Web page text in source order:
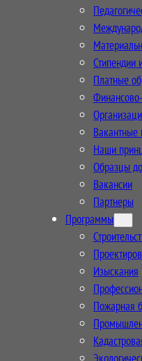
Стипендии
Платные
Вакантные
Наши
Образцы
Вакансии
Партнеры
Программы
Изыскания
Пожарная